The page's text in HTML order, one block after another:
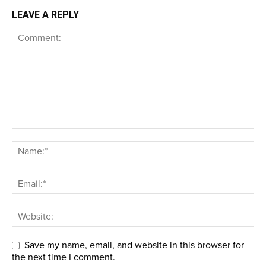
LEAVE A REPLY
Save my name, email, and website in this browser for
the next time I comment.